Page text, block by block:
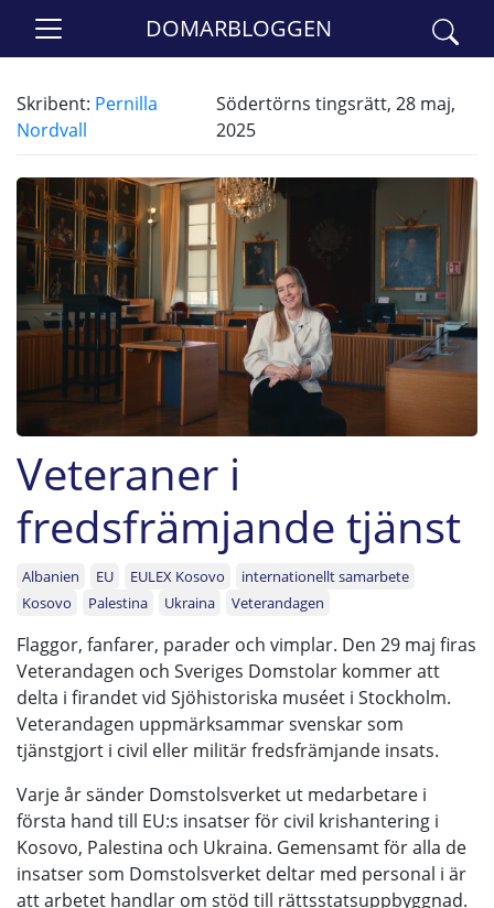
DOMARBLOGGEN
Skribent: Pernilla
Nordvall
Södertörns tingsrätt, 28 maj,
2025
Veteraner i
fredsfrämjande tjänst
Albanien EU EULEX Kosovo
internationellt samarbete
Kosovo
Palestina Ukraina Veterandagen
Flaggor, fanfarer, parader och vimplar. Den 29 maj firas
Veterandagen och Sveriges Domstolar kommer att
delta i firandet vid Sjöhistoriska muséet i Stockholm.
Veterandagen uppmärksammar svenskar som
tjänstgjort i civil eller militär fredsfrämjande insats.
Varje år sänder Domstolsverket ut medarbetare i
första hand till EU:s insatser för civil krishantering i
Kosovo, Palestina och Ukraina. Gemensamt för alla de
insatser som Domstolsverket deltar med personal i är
att arbetet handlar om stöd till rättsstatsuppbyggnad.